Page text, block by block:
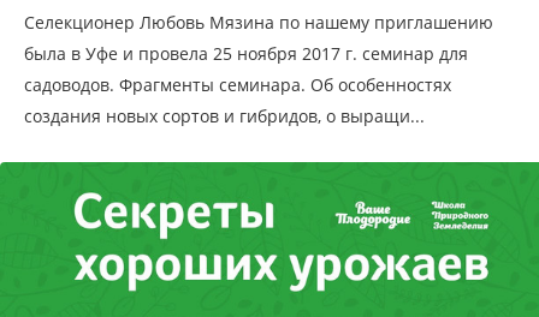
Селекционер Любовь Мязина по нашему приглашению
была в Уфе и провела 25 ноября 2017 г. семинар для
садоводов. Фрагменты семинара. Об особенностях
создания новых сортов и гибридов, о выращи...